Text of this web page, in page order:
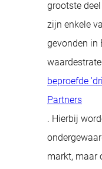
grootste
zijn enkele
gevonden in
beproefde
Partners
. Hierbij
markt, maar